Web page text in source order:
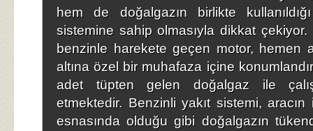
hem de doğalgazın birlikte
sistemine sahip olmasıyla dikkat çekiyor.
benzinle harekete geçen motor, hemen
altına özel bir muhafaza içine
adet tüpten gelen doğalgaz ile
etmektedir. Benzinli yakıt sistemi, aracın
esnasında olduğu gibi doğalgazın